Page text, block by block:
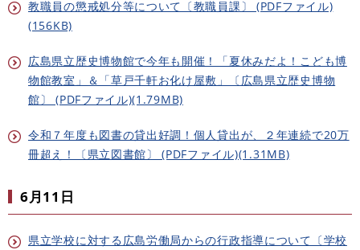
教職員の懲戒処分等について〔教職員課〕 (PDFファイル)
(156KB)
広島県立歴史博物館で今年も開催！「夏休みだよ！こども博
物館教室」＆「草戸千軒お化け屋敷」〔広島県立歴史博物
館〕 (PDFファイル)(1.79MB)
令和７年度も図書の貸出好調！個人貸出が、２年連続で20万
冊超え！〔県立図書館〕 (PDFファイル)(1.31MB)
6月11日
県立学校に対する広島労働局からの行政指導について〔学校